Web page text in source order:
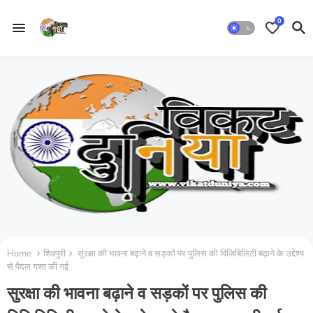
0
Home शिवपुरी
सुरक्षा की भावना बढ़ाने व सड़कों पर पुलिस की विजिबिलिटी बढ़ाने के उद्देश्य
से पैदल गश्त की गई
सुरक्षा की भावना बढ़ाने व सड़कों पर पुलिस की